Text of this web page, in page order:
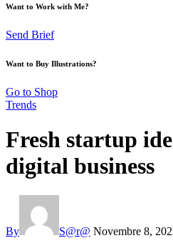
Want to Work with Me?
Send Brief
Want to Buy Illustrations?
Go to Shop
Trends
Fresh startup
digital business
By S@r@ Novembre 8,